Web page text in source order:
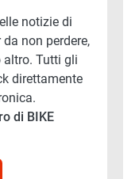
notizie di
non perdere,
Tutti gli
direttamente
di BIKE